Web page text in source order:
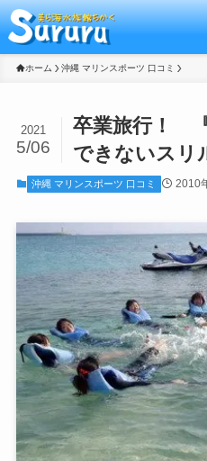
ホーム 沖縄 マリンスポーツ 口コミ
卒業旅行！
できないスリ
2021
5/06
沖縄 マリンスポーツ 口コミ 2010